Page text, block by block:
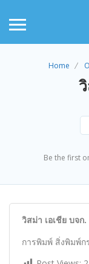
Home
Be the first
วิสม่า เอเชีย บจก.
การพิมพ์ สิ่งพิมพ์ก